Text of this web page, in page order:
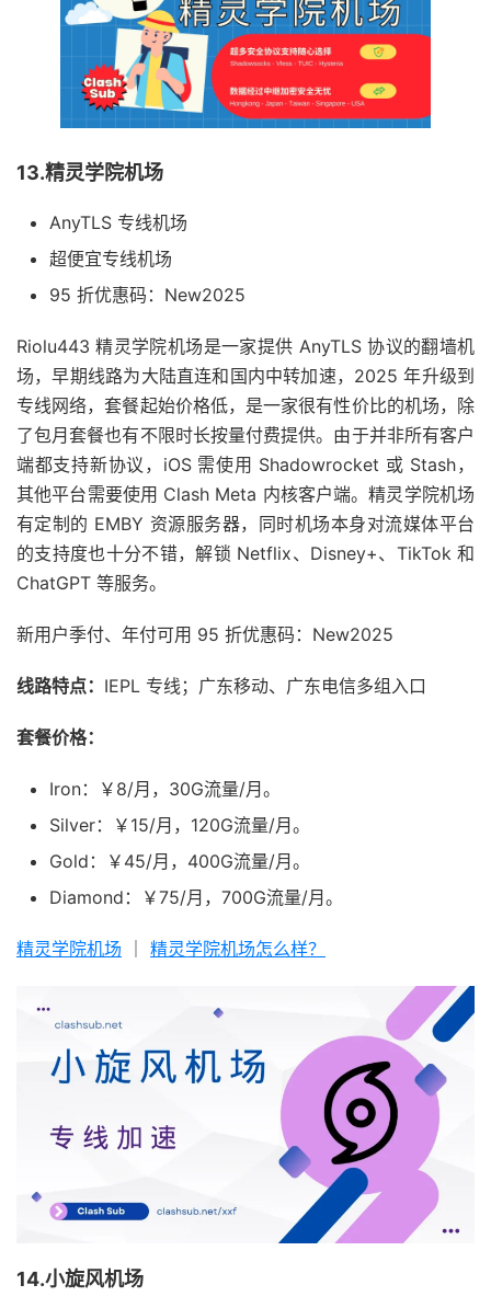
13.精灵学院机场
AnyTLS 专线机场
超便宜专线机场
95 折优惠码：New2025
Riolu443 精灵学院机场是一家提供 AnyTLS 协议的翻墙机
场，早期线路为大陆直连和国内中转加速，2025 年升级到
专线网络，套餐起始价格低，是一家很有性价比的机场，除
了包月套餐也有不限时长按量付费提供。由于并非所有客户
端都支持新协议，iOS 需使用 Shadowrocket 或 Stash，
其他平台需要使用 Clash Meta 内核客户端。精灵学院机场
有定制的 EMBY 资源服务器，同时机场本身对流媒体平台
的支持度也十分不错，解锁 Netflix、Disney+、TikTok 和
ChatGPT 等服务。
新用户季付、年付可用 95 折优惠码：New2025
线路特点： IEPL 专线；广东移动、广东电信多组入口
套餐价格：
Iron：￥8/月，30G流量/月。
Silver：￥15/月，120G流量/月。
Gold：￥45/月，400G流量/月。
Diamond：￥75/月，700G流量/月。
精灵学院机场 精灵学院机场怎么样？
14.小旋风机场